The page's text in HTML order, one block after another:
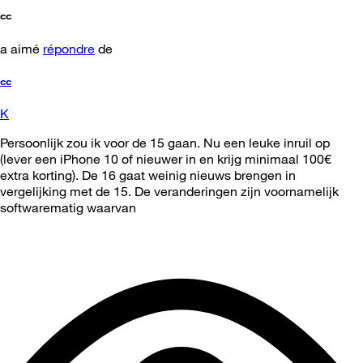
cc
a aimé répondre de
cc
K
Persoonlijk zou ik voor de 15 gaan. Nu een leuke inruil op
(lever een iPhone 10 of nieuwer in en krijg minimaal 100€
extra korting). De 16 gaat weinig nieuws brengen in
vergelijking met de 15. De veranderingen zijn voornamelijk
softwarematig waarvan